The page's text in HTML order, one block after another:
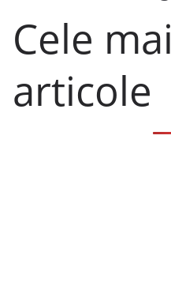
Cele
articole